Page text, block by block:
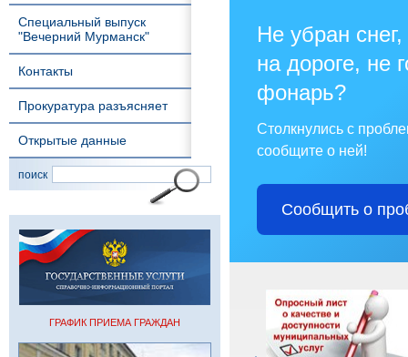
Специальный выпуск
"Вечерний Мурманск"
Контакты
Прокуратура разъясняет
Открытые данные
поиск
ГРАФИК ПРИЕМА ГРАЖДАН
Не убран
на дороге, не
фонарь?
Столкнулись с
сообщите о ней!
Сообщить о